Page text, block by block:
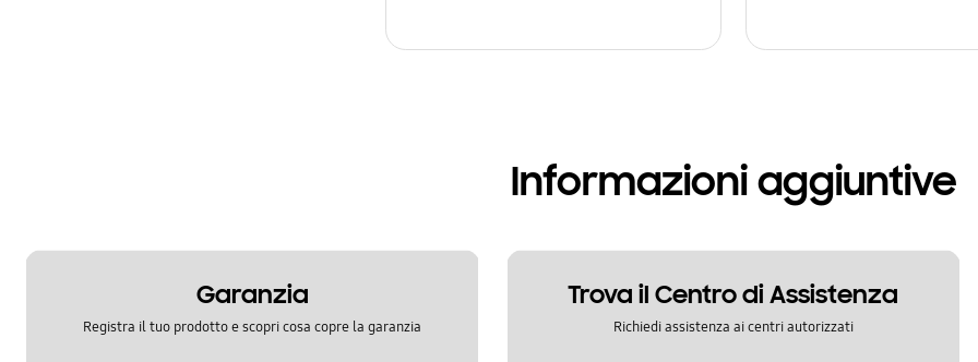
Informazioni aggiuntive
Garanzia
Registra il tuo prodotto e scopri cosa copre la garanzia
Trova il Centro di Assistenza
Richiedi assistenza ai centri autorizzati